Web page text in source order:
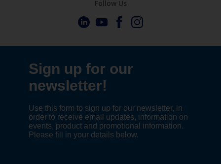
Follow Us